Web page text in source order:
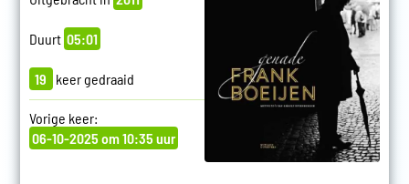
Duurt 05:01
19 keer gedraaid
Vorige keer:
06-10-2025 om 10:35 uur